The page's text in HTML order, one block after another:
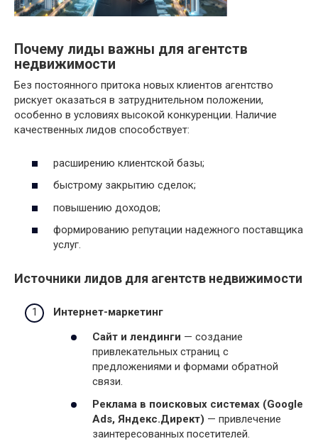
Почему лиды важны для агентств
недвижимости
Без постоянного притока новых клиентов агентство
рискует оказаться в затруднительном положении,
особенно в условиях высокой конкуренции. Наличие
качественных лидов способствует:
расширению клиентской базы;
быстрому закрытию сделок;
повышению доходов;
формированию репутации надежного поставщика
услуг.
Источники лидов для агентств недвижимости
Интернет-маркетинг
Сайт и лендинги — создание
привлекательных страниц с
предложениями и формами обратной
связи.
Реклама в поисковых системах (Google
Ads, Яндекс.Директ) — привлечение
заинтересованных посетителей.